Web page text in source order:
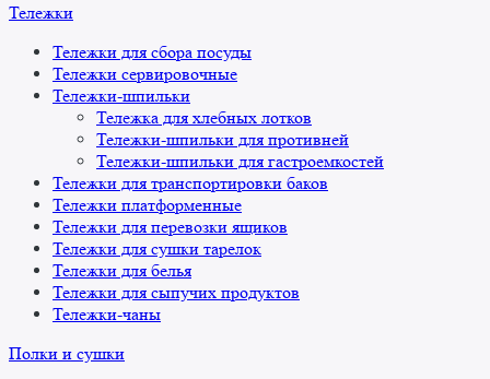
Тележки
Тележки для сбора посуды
Тележки сервировочные
Тележки-шпильки
Тележка для хлебных лотков
Тележки-шпильки для противней
Тележки-шпильки для гастроемкостей
Тележки для транспортировки баков
Тележки платформенные
Тележки для перевозки ящиков
Тележки для сушки тарелок
Тележки для белья
Тележки для сыпучих продуктов
Тележки-чаны
Полки и сушки